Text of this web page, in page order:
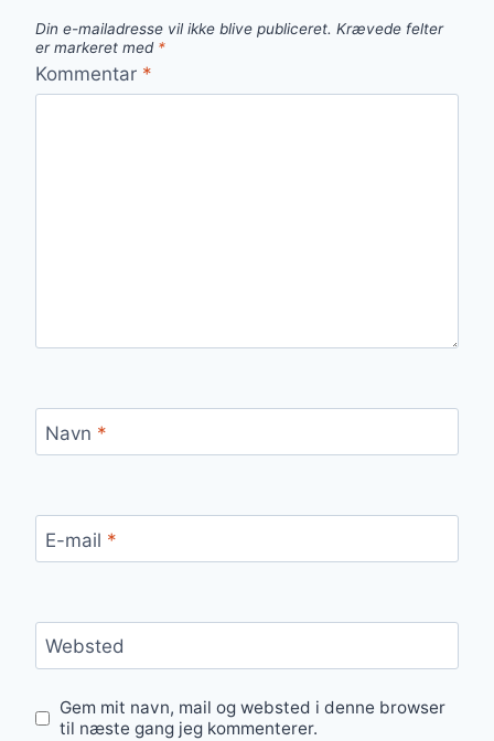
Din e-mailadresse vil ikke blive publiceret. Krævede felter
er markeret med *
Kommentar *
Navn *
E-mail *
Websted
Gem mit navn, mail og websted i denne browser
til næste gang jeg kommenterer.